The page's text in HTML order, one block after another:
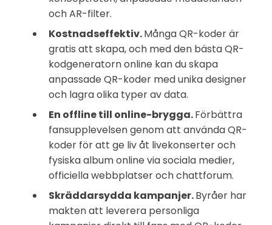
och AR-filter.
Kostnadseffektiv.Många QR-koder är
gratis att skapa, och med den bästa QR-
kodgeneratorn online kan du skapa
anpassade QR-koder med unika designer
och lagra olika typer av data.
En offline till online-brygga.Förbättra
fansupplevelsen genom att använda QR-
koder för att ge liv åt livekonserter och
fysiska album online via sociala medier,
officiella webbplatser och chattforum.
Skräddarsydda kampanjer.Byråer har
makten att leverera personliga